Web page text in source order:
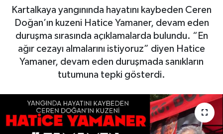
Kartalkaya yangınında hayatını kaybeden Ceren
Doğan’ın kuzeni Hatice Yamaner, devam eden
duruşma sırasında açıklamalarda bulundu. “En
ağır cezayı almalarını istiyoruz” diyen Hatice
Yamaner, devam eden duruşmada sanıkların
tutumuna tepki gösterdi.